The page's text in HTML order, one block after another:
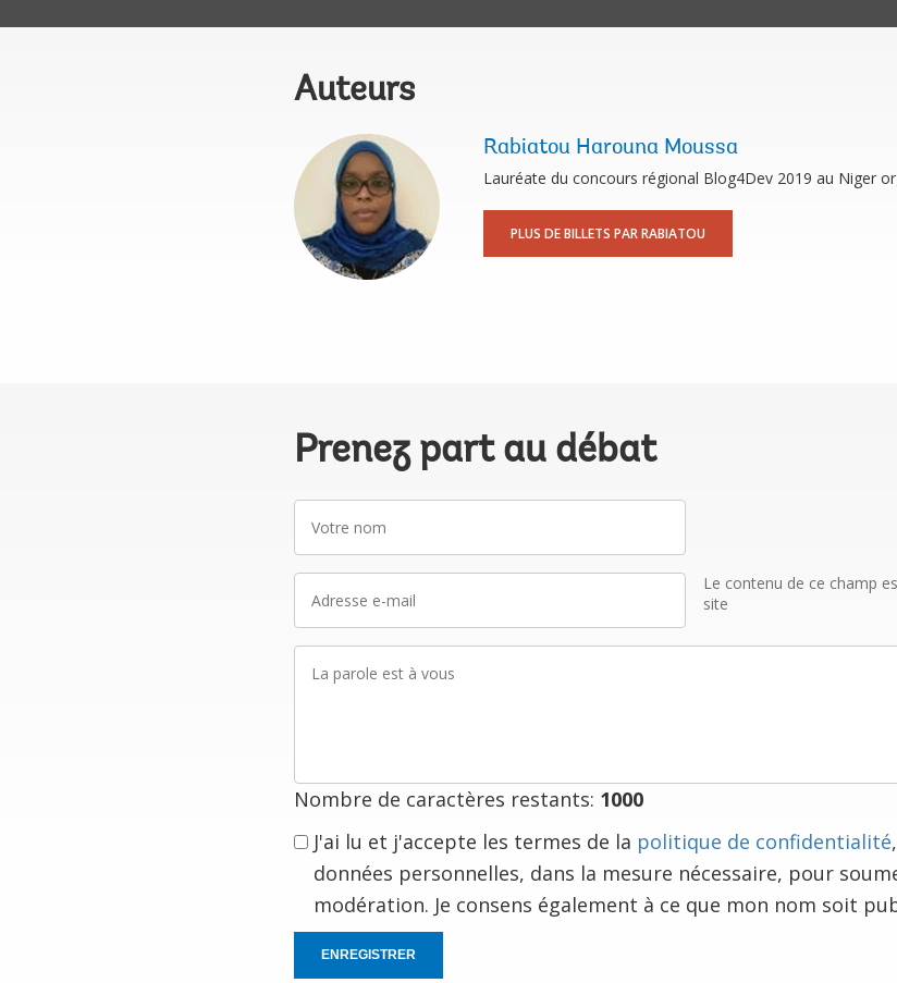
Auteurs
Rabiatou Harouna Moussa
Lauréate du concours régional Blog4Dev 2019 au Niger
PLUS DE BILLETS PAR RABIATOU
Prenez part au débat
nom
Le contenu de ce champ
site
parole
Nombre de caractères restants: 1000
J'ai lu et j'accepte les termes de la politique de confidentialité
données personnelles, dans la mesure nécessaire, pour
modération. Je consens également à ce que mon nom soit
ENREGISTRER